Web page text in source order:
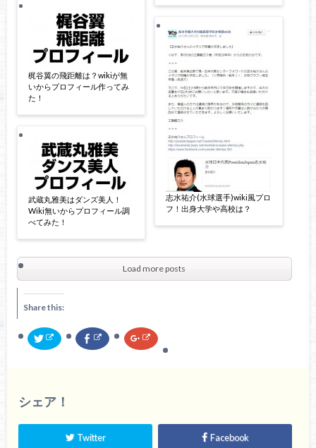
梶谷翼の飛距離は？wikiが無
いからプロフィール作ってみ
た！
武蔵丸雅美はダンズ美人！
Wiki無いからプロフィール調
べてみた！
志水祐介(水球選手)wiki風プロ
フ！出身大学や高校は？
Load more posts
Share this:
ク
リ
ッ
w
i
t
F
c
有
る
ク
ッ
l
シェア！
Twitter Facebook